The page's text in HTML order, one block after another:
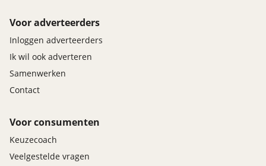
Voor adverteerders
Inloggen adverteerders
Ik wil ook adverteren
Samenwerken
Contact
Voor consumenten
Keuzecoach
Veelgestelde vragen